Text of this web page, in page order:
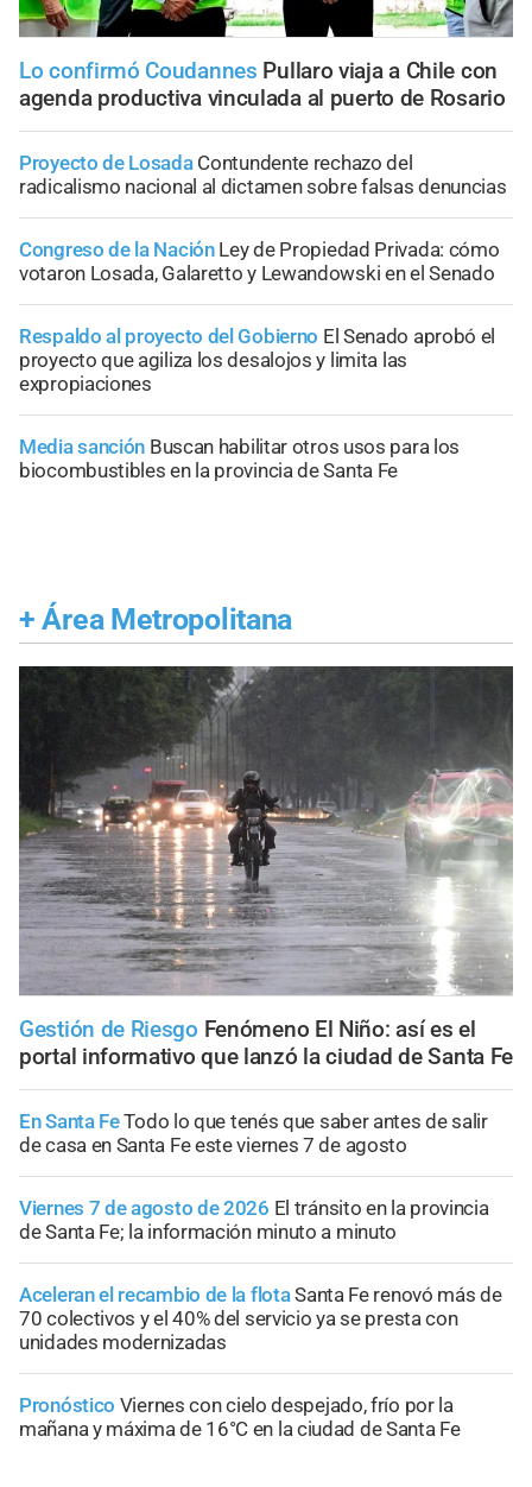
Lo confirmó Coudannes Pullaro viaja a Chile con
agenda productiva vinculada al puerto de Rosario
Proyecto de Losada Contundente rechazo del
radicalismo nacional al dictamen sobre falsas denuncias
Congreso de la Nación Ley de Propiedad Privada: cómo
votaron Losada, Galaretto y Lewandowski en el Senado
Respaldo al proyecto del Gobierno El Senado aprobó el
proyecto que agiliza los desalojos y limita las
expropiaciones
Media sanción Buscan habilitar otros usos para los
biocombustibles en la provincia de Santa Fe
+ Área Metropolitana
Gestión de Riesgo Fenómeno El Niño: así es el
portal informativo que lanzó la ciudad de Santa Fe
En Santa FeTodo lo que tenés que saber antes de salir
de casa en Santa Fe este viernes 7 de agosto
Viernes 7 de agosto de 2026 El tránsito en la provincia
de Santa Fe; la información minuto a minuto
Aceleran el recambio de la flotaSanta Fe renovó más de
70 colectivos y el 40% del servicio ya se presta con
unidades modernizadas
Pronóstico Viernes con cielo despejado, frío por la
mañana y máxima de 16°C en la ciudad de Santa Fe